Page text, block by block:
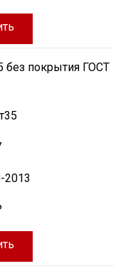
без покрытия ГОСТ
2013